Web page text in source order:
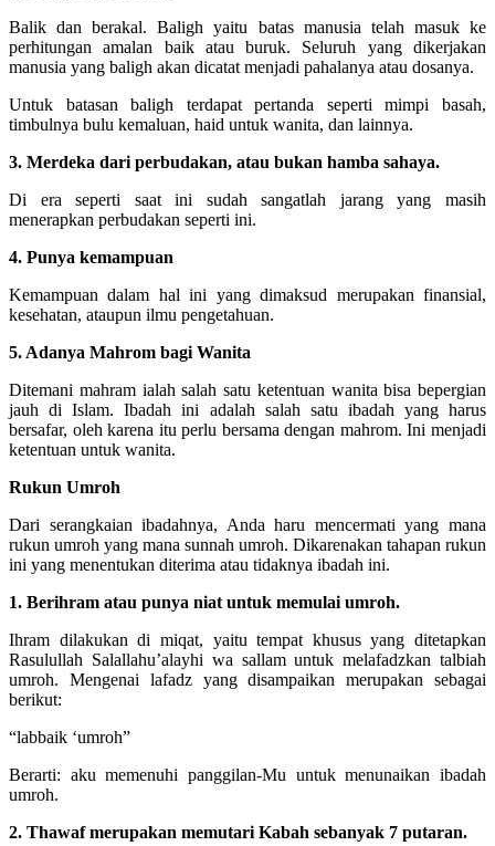
Balik dan berakal. Baligh yaitu batas manusia telah masuk ke
perhitungan amalan baik atau buruk. Seluruh yang dikerjakan
manusia yang baligh akan dicatat menjadi pahalanya atau dosanya.
Untuk batasan baligh terdapat pertanda seperti mimpi basah,
timbulnya bulu kemaluan, haid untuk wanita, dan lainnya.
3. Merdeka dari perbudakan, atau bukan hamba sahaya.
Di era seperti saat ini sudah sangatlah jarang yang masih
menerapkan perbudakan seperti ini.
4. Punya kemampuan
Kemampuan dalam hal ini yang dimaksud merupakan finansial,
kesehatan, ataupun ilmu pengetahuan.
5. Adanya Mahrom bagi Wanita
Ditemani mahram ialah salah satu ketentuan wanita bisa bepergian
jauh di Islam. Ibadah ini adalah salah satu ibadah yang harus
bersafar, oleh karena itu perlu bersama dengan mahrom. Ini menjadi
ketentuan untuk wanita.
Rukun Umroh
Dari serangkaian ibadahnya, Anda haru mencermati yang mana
rukun umroh yang mana sunnah umroh. Dikarenakan tahapan rukun
ini yang menentukan diterima atau tidaknya ibadah ini.
1. Berihram atau punya niat untuk memulai umroh.
Ihram dilakukan di miqat, yaitu tempat khusus yang ditetapkan
Rasulullah Salallahu’alayhi wa sallam untuk melafadzkan talbiah
umroh. Mengenai lafadz yang disampaikan merupakan sebagai
berikut:
“labbaik ‘umroh”
Berarti: aku memenuhi panggilan-Mu untuk menunaikan ibadah
umroh.
2. Thawaf merupakan memutari Kabah sebanyak 7 putaran.